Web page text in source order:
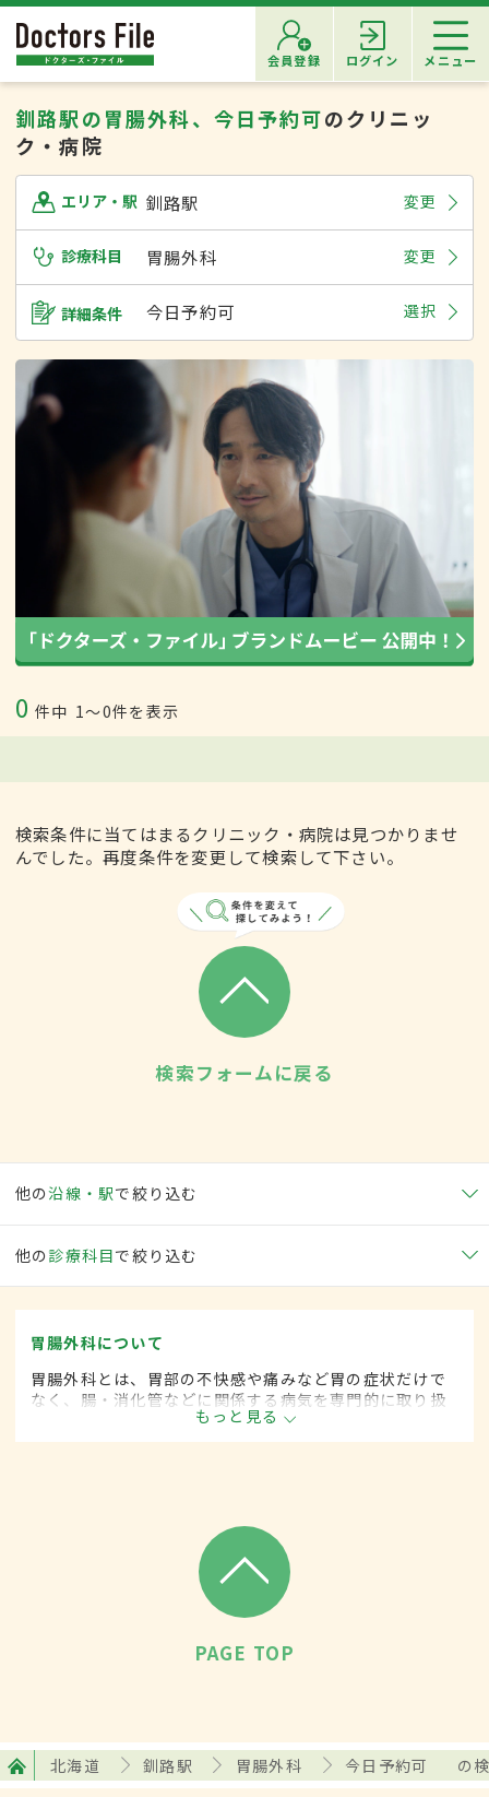
会員登録 ログイン メニュー
釧路駅の胃腸外科、今日予約可のクリニッ
ク・病院
エリア・駅 釧路駅 変更
診療科目 胃腸外科 変更
詳細条件 今日予約可 選択
0 件中 1〜0件を表示
検索条件に当てはまるクリニック・病院は見つかりませ
んでした。再度条件を変更して検索して下さい。
検索フォームに戻る
他の沿線・駅で絞り込む
他の 診療科目で絞り込む
胃腸外科について
胃腸外科とは、胃部の不快感や痛みなど胃の症状だけで
なく、腸・消化管などに関係する病気を専門的に取り扱
う外科の一領域です。平成20年4月の制度改正前は、胃
腸科と呼ばれていました。
もっと見る
PAGE TOP
北海道 釧路駅 胃腸外科 今日予約可 の